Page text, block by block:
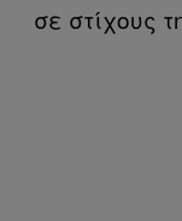
σε στίχους